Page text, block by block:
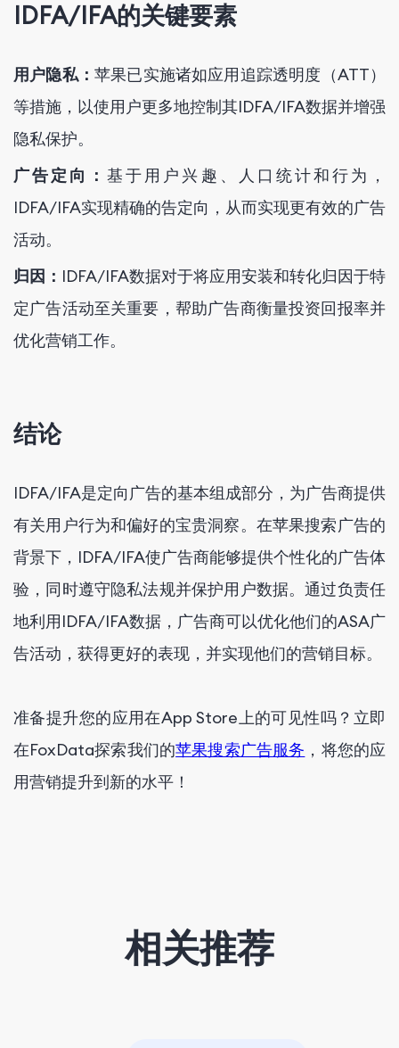
IDFA/IFA的关键要素
用户隐私： 苹果已实施诸如应用追踪透明度（ATT）
等措施，以使用户更多地控制其IDFA/IFA数据并增强
隐私保护。
广告定向：基于用户兴趣、人口统计和行为，
IDFA/IFA实现精确的告定向，从而实现更有效的广告
活动。
归因： IDFA/IFA数据对于将应用安装和转化归因于特
定广告活动至关重要，帮助广告商衡量投资回报率并
优化营销工作。
结论
IDFA/IFA是定向广告的基本组成部分，为广告商提供
有关用户行为和偏好的宝贵洞察。在苹果搜索广告的
背景下，IDFA/IFA使广告商能够提供个性化的广告体
验，同时遵守隐私法规并保护用户数据。通过负责任
地利用IDFA/IFA数据，广告商可以优化他们的ASA广
告活动，获得更好的表现，并实现他们的营销目标。
准备提升您的应用在App Store上的可见性吗？立即
在FoxData探索我们的苹果搜索广告服务 ，将您的应
用营销提升到新的水平！
相关推荐